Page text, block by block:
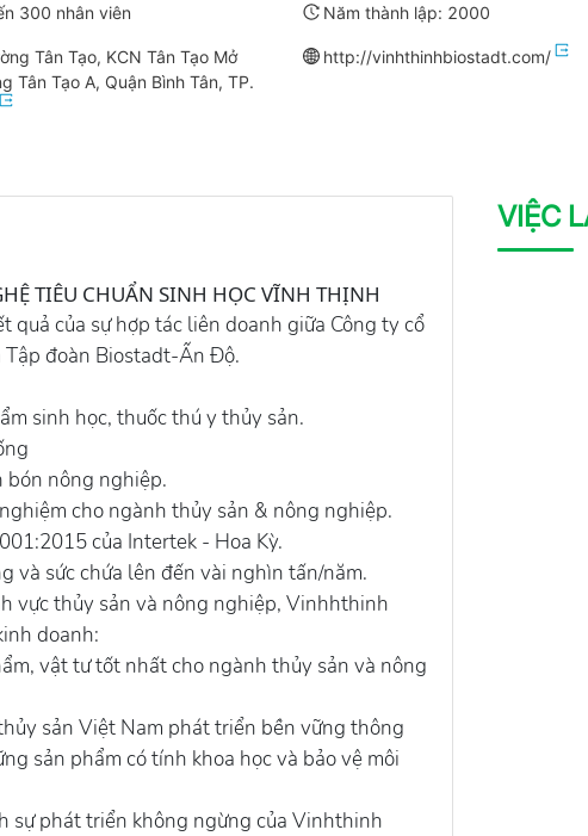
300 nhân viên Năm thành lập: 2000
Tân Tạo, KCN Tân Tạo Mở
Tân Tạo A, Quận Bình Tân, TP.
http://vinhthinhbiostadt.com/
TIÊU CHUẨN SINH HỌC VĨNH THỊNH
của sự hợp tác liên doanh giữa Công ty cổ
Tập đoàn Biostadt-Ấn Độ.
sinh học, thuốc thú y thủy sản.
bón nông nghiệp.
cho ngành thủy sản & nông nghiệp.
của Intertek - Hoa Kỳ.
và sức chứa lên đến vài nghìn tấn/năm.
vực thủy sản và nông nghiệp, Vinhhthinh
doanh:
vật tư tốt nhất cho ngành thủy sản và nông
sản Việt Nam phát triển bền vững thông
sản phẩm có tính khoa học và bảo vệ môi
sự phát triển không ngừng của Vinhthinh
VIỆC